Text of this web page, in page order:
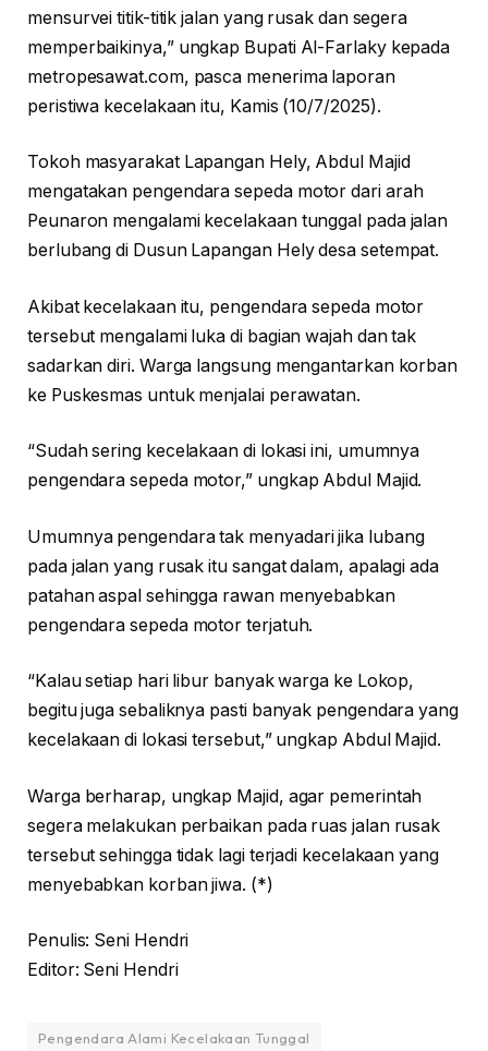
mensurvei titik-titik jalan yang rusak dan segera
memperbaikinya,” ungkap Bupati Al-Farlaky kepada
metropesawat.com, pasca menerima laporan
peristiwa kecelakaan itu, Kamis (10/7/2025).
Tokoh masyarakat Lapangan Hely, Abdul Majid
mengatakan pengendara sepeda motor dari arah
Peunaron mengalami kecelakaan tunggal pada jalan
berlubang di Dusun Lapangan Hely desa setempat.
Akibat kecelakaan itu, pengendara sepeda motor
tersebut mengalami luka di bagian wajah dan tak
sadarkan diri. Warga langsung mengantarkan korban
ke Puskesmas untuk menjalai perawatan.
“Sudah sering kecelakaan di lokasi ini, umumnya
pengendara sepeda motor,” ungkap Abdul Majid.
Umumnya pengendara tak menyadari jika lubang
pada jalan yang rusak itu sangat dalam, apalagi ada
patahan aspal sehingga rawan menyebabkan
pengendara sepeda motor terjatuh.
“Kalau setiap hari libur banyak warga ke Lokop,
begitu juga sebaliknya pasti banyak pengendara yang
kecelakaan di lokasi tersebut,” ungkap Abdul Majid.
Warga berharap, ungkap Majid, agar pemerintah
segera melakukan perbaikan pada ruas jalan rusak
tersebut sehingga tidak lagi terjadi kecelakaan yang
menyebabkan korban jiwa. (*)
Penulis: Seni Hendri
Editor: Seni Hendri
Pengendara Alami Kecelakaan Tunggal